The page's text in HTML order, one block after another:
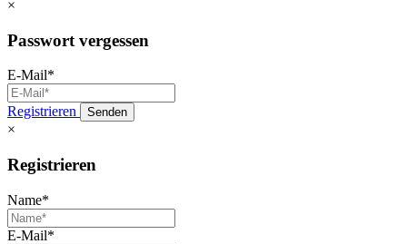
×
Passwort vergessen
E-Mail*
Registrieren Senden
×
Registrieren
Name*
E-Mail*